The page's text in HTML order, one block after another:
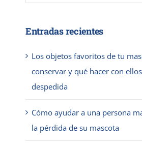
Entradas recientes
Los objetos favoritos de tu
conservar y qué hacer con
despedida
Cómo ayudar a una persona
la pérdida de su mascota